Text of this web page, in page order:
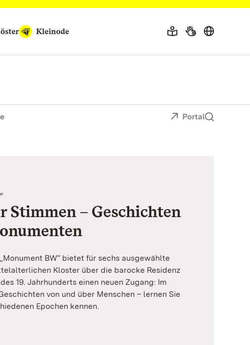
Kleinode
Portal
Stimmen – Geschichten
BW“ bietet für sechs ausgewählte
Kloster über die barocke Residenz
19. Jahrhunderts einen neuen Zugang: Im
von und über Menschen – lernen Sie
Epochen kennen.